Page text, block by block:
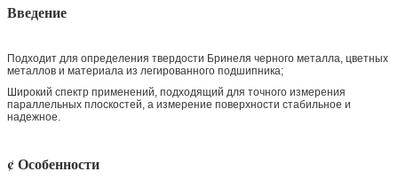
Введение
Подходит для определения твердости Бринеля черного металла, цветных
металлов и материала из легированного подшипника;
Широкий спектр применений, подходящий для точного измерения
параллельных плоскостей, а измерение поверхности стабильное и
надежное.
¢ Особенности